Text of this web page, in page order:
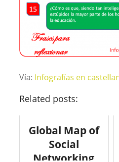
Vía: Infografías en
Related posts:
Global Map of
Social
Networking